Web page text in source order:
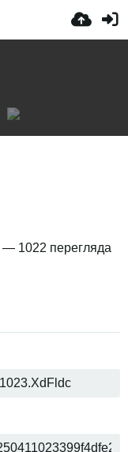
— 1022 перегляда